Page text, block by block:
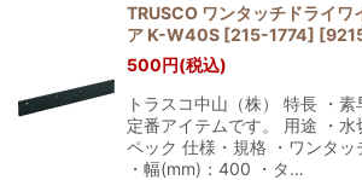
TRUSCO ワンタッチドライ
ア K-W40S [215-1774] [
500円(税込)
トラスコ中山（株） 特長 ・
定番アイテムです。 用途 ・水
ペック 仕様・規格 ・ワンタッ
・幅(mm)：400 ・タ…